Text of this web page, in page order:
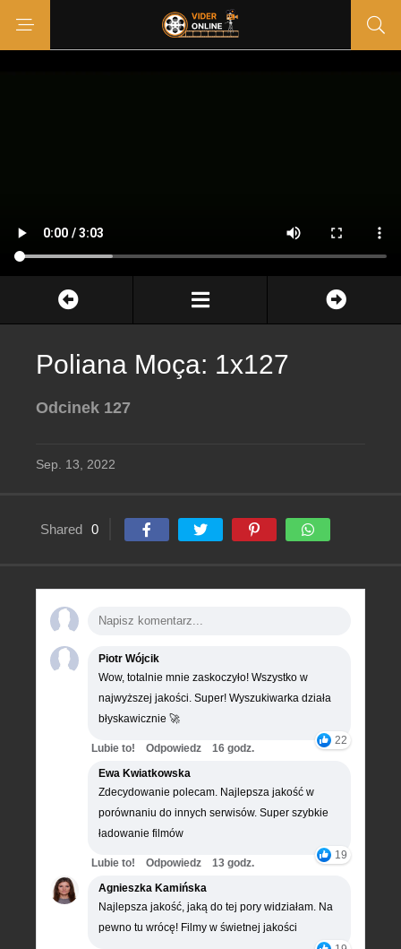
Poliana Moça: 1x127
Odcinek 127
Sep. 13, 2022
Shared 0
Piotr Wójcik
Wow, totalnie mnie zaskoczyło! Wszystko w
najwyższej jakości. Super! Wyszukiwarka działa
błyskawicznie 🚀
22
Lubie to! Odpowiedz
16 godz.
Ewa Kwiatkowska
Zdecydowanie polecam. Najlepsza jakość w
porównaniu do innych serwisów. Super szybkie
ładowanie filmów
19
Lubie to! Odpowiedz
13 godz.
Agnieszka Kamińska
Najlepsza jakość, jaką do tej pory widziałam. Na
pewno tu wrócę! Filmy w świetnej jakości